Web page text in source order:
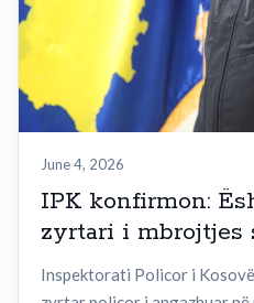
June 4, 2026
IPK konfirmon:
zyrtari i mbrojtjes
Inspektorati Policor i